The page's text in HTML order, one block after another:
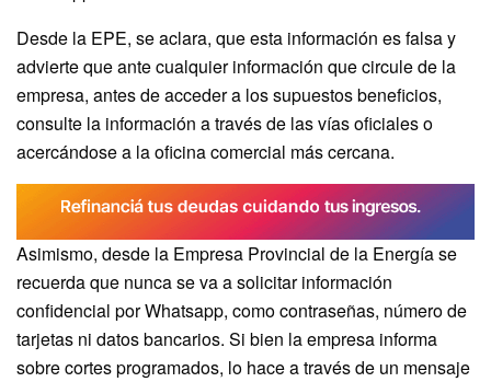
Desde la EPE, se aclara, que esta información es falsa y
advierte que ante cualquier información que circule de la
empresa, antes de acceder a los supuestos beneficios,
consulte la información a través de las vías oficiales o
acercándose a la oficina comercial más cercana.
Asimismo, desde la Empresa Provincial de la Energía se
recuerda que nunca se va a solicitar información
confidencial por Whatsapp, como contraseñas, número de
tarjetas ni datos bancarios. Si bien la empresa informa
sobre cortes programados, lo hace a través de un mensaje